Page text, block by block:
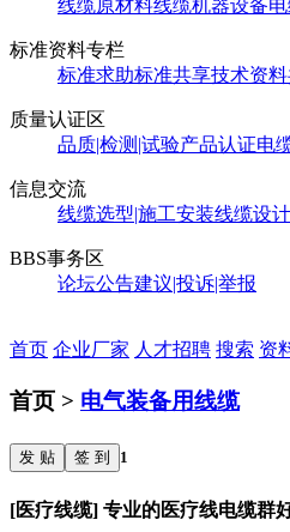
线缆原材料线缆机器设备
标准资料专栏
标准求助标准共享技术资
质量认证区
品质|检测|试验产品认证电
信息交流
线缆选型|施工安装线缆设
BBS事务区
论坛公告建议|投诉|举报
首页 企业厂家 人才招聘 搜索 资
首页 > 电气装备用线缆
发 贴 签 到 1
[医疗线缆] 专业的医疗线电缆群